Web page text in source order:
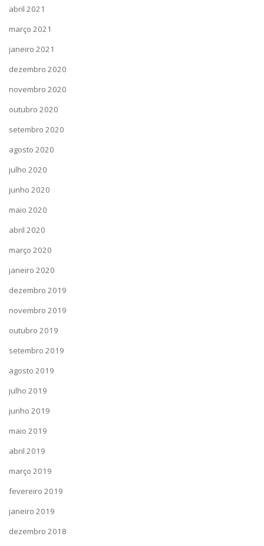
abril 2021
março 2021
janeiro 2021
dezembro 2020
novembro 2020
outubro 2020
setembro 2020
agosto 2020
julho 2020
junho 2020
maio 2020
abril 2020
março 2020
janeiro 2020
dezembro 2019
novembro 2019
outubro 2019
setembro 2019
agosto 2019
julho 2019
junho 2019
maio 2019
abril 2019
março 2019
fevereiro 2019
janeiro 2019
dezembro 2018